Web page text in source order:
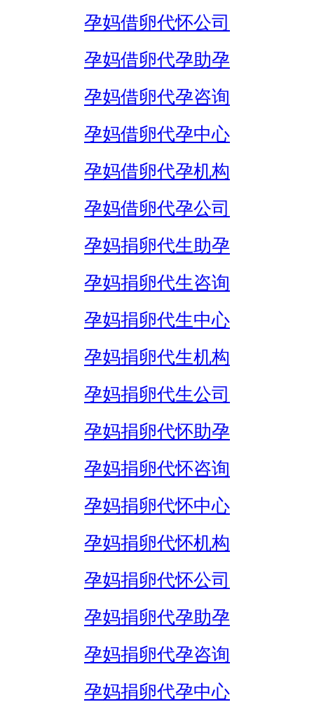
孕妈借卵代怀公司
孕妈借卵代孕助孕
孕妈借卵代孕咨询
孕妈借卵代孕中心
孕妈借卵代孕机构
孕妈借卵代孕公司
孕妈捐卵代生助孕
孕妈捐卵代生咨询
孕妈捐卵代生中心
孕妈捐卵代生机构
孕妈捐卵代生公司
孕妈捐卵代怀助孕
孕妈捐卵代怀咨询
孕妈捐卵代怀中心
孕妈捐卵代怀机构
孕妈捐卵代怀公司
孕妈捐卵代孕助孕
孕妈捐卵代孕咨询
孕妈捐卵代孕中心